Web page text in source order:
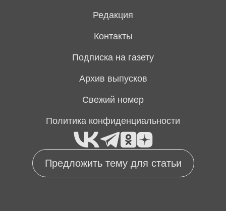
Предложить тему для статьи
Редакция
Контакты
Подписка на газету
Архив выпусков
Свежий номер
Политика конфиденциальности